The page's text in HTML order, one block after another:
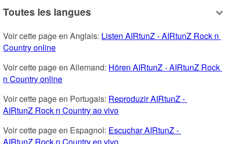
Toutes les langues
Voir cette page en Anglais: Listen AIRtunZ - AIRtunZ Rock n
Country online
Voir cette page en Allemand: Hören AIRtunZ - AIRtunZ Rock
n Country online
Voir cette page en Portugais: Reproduzir AIRtunZ -
AIRtunZ Rock n Country ao vivo
Voir cette page en Espagnol: Escuchar AIRtunZ -
AIRtunZ Rock n Country en vivo